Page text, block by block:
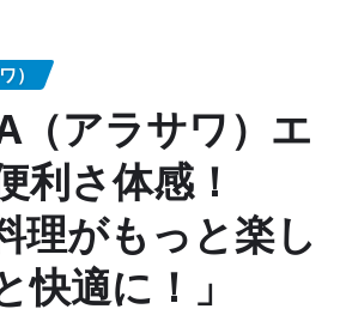
）
（アラサワ）エ
利さ体感！
理がもっと楽し
快適に！」